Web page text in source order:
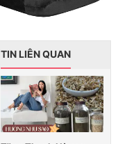
TIN LIÊN QUAN